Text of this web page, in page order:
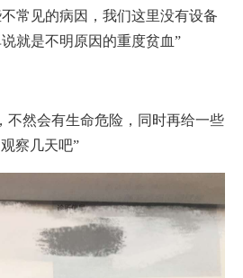
常见的病因，我们这里没有设备
就是不明原因的重度贫血”
不然会有生命危险，同时再给一些
察几天吧”